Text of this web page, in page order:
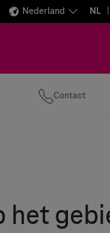
Nederland NL
Contact
het